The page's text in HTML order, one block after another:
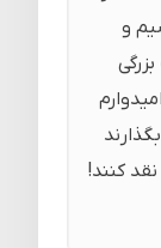
و
نقد کنند!